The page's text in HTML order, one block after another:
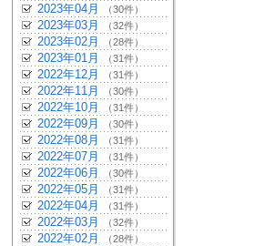
2023年04月 （30件）
2023年03月 （32件）
2023年02月 （28件）
2023年01月 （31件）
2022年12月 （31件）
2022年11月 （30件）
2022年10月 （31件）
2022年09月 （30件）
2022年08月 （31件）
2022年07月 （31件）
2022年06月 （30件）
2022年05月 （31件）
2022年04月 （31件）
2022年03月 （32件）
2022年02月 （28件）